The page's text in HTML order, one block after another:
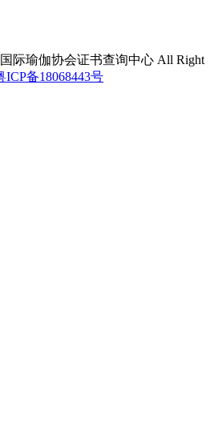
际瑜伽协会证书查询中心 All Right
ICP备18068443号